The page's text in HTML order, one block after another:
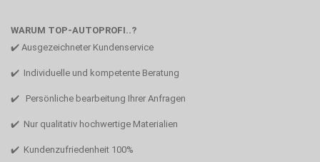
WARUM TOP-AUTOPROFI..?
✔️ Ausgezeichneter Kundenservice
✔️ Individuelle und kompetente Beratung
✔️ Persönliche bearbeitung Ihrer Anfragen
✔️ Nur qualitativ hochwertige Materialien
✔️ Kundenzufriedenheit 100%